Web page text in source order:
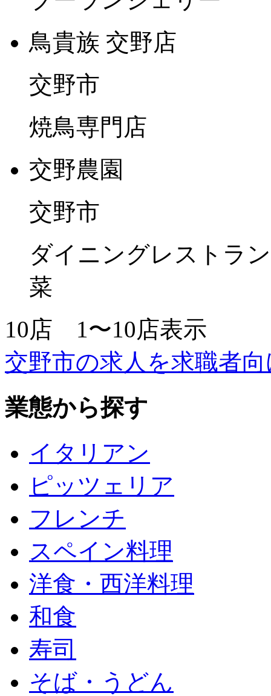
鳥貴族 交野店
交野市
焼鳥専門店
交野農園
交野市
ダイニングレストラ
菜
10店 1〜10店表示
交野市の求人を求職者
業態から探す
イタリアン
ピッツェリア
フレンチ
スペイン料理
洋食・西洋料理
和食
寿司
そば・うどん